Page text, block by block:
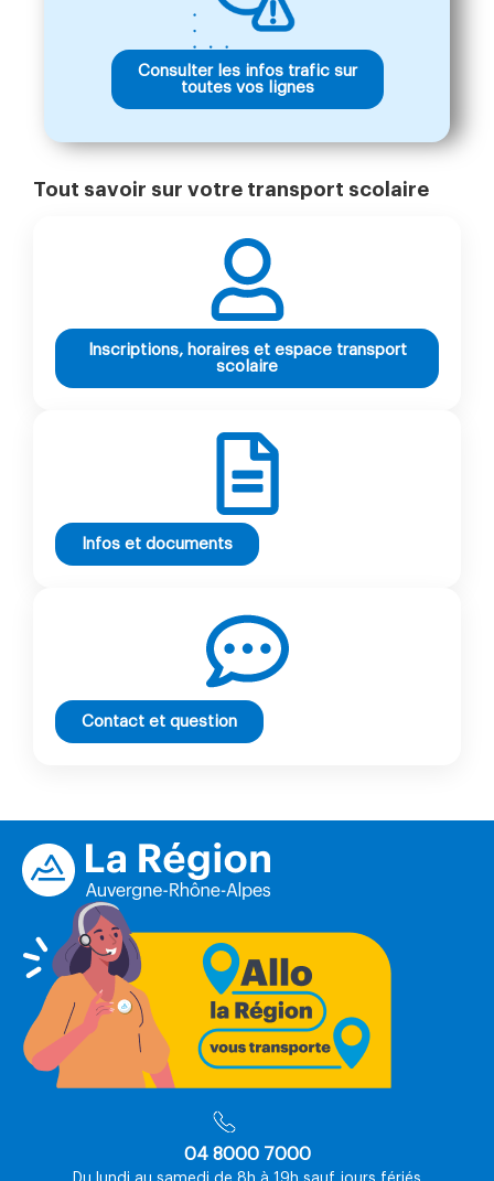
Consulter les infos trafic sur
toutes vos lignes
Tout savoir sur votre transport scolaire
Inscriptions, horaires et espace transport
scolaire
Infos et documents
Contact et question
04 8000 7000